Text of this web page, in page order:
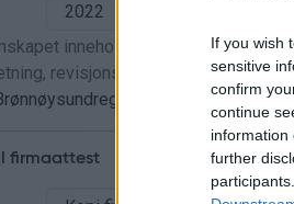
If you wish
sensitive
confirm
continue
information
further
inneholder resultatregnskap,
revisjonsberetning og
-
firmaattest